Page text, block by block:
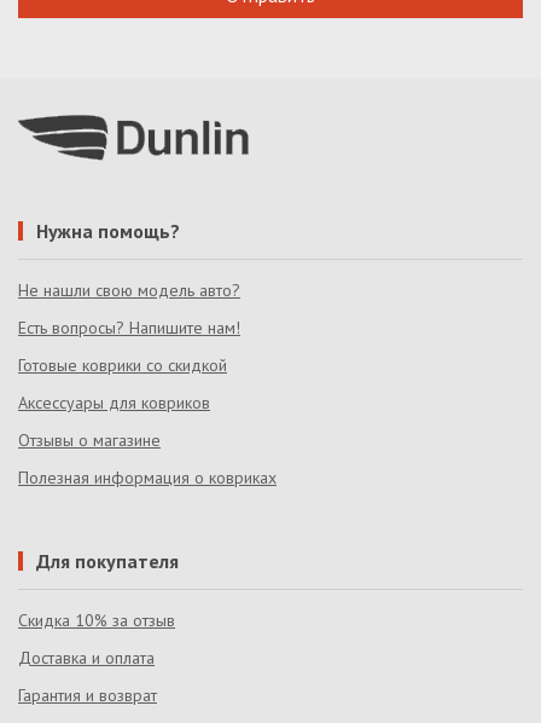
Нужна помощь?
Не нашли свою модель авто?
Есть вопросы? Напишите нам!
Готовые коврики со скидкой
Аксессуары для ковриков
Отзывы о магазине
Полезная информация о ковриках
Для покупателя
Скидка 10% за отзыв
Доставка и оплата
Гарантия и возврат